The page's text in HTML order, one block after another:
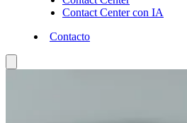
Contact Center con IA
Contacto